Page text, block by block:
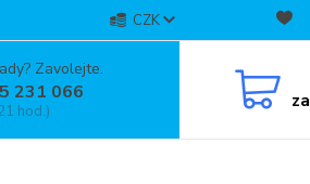
CZK
Zavolejte.
231 066
hod.) za